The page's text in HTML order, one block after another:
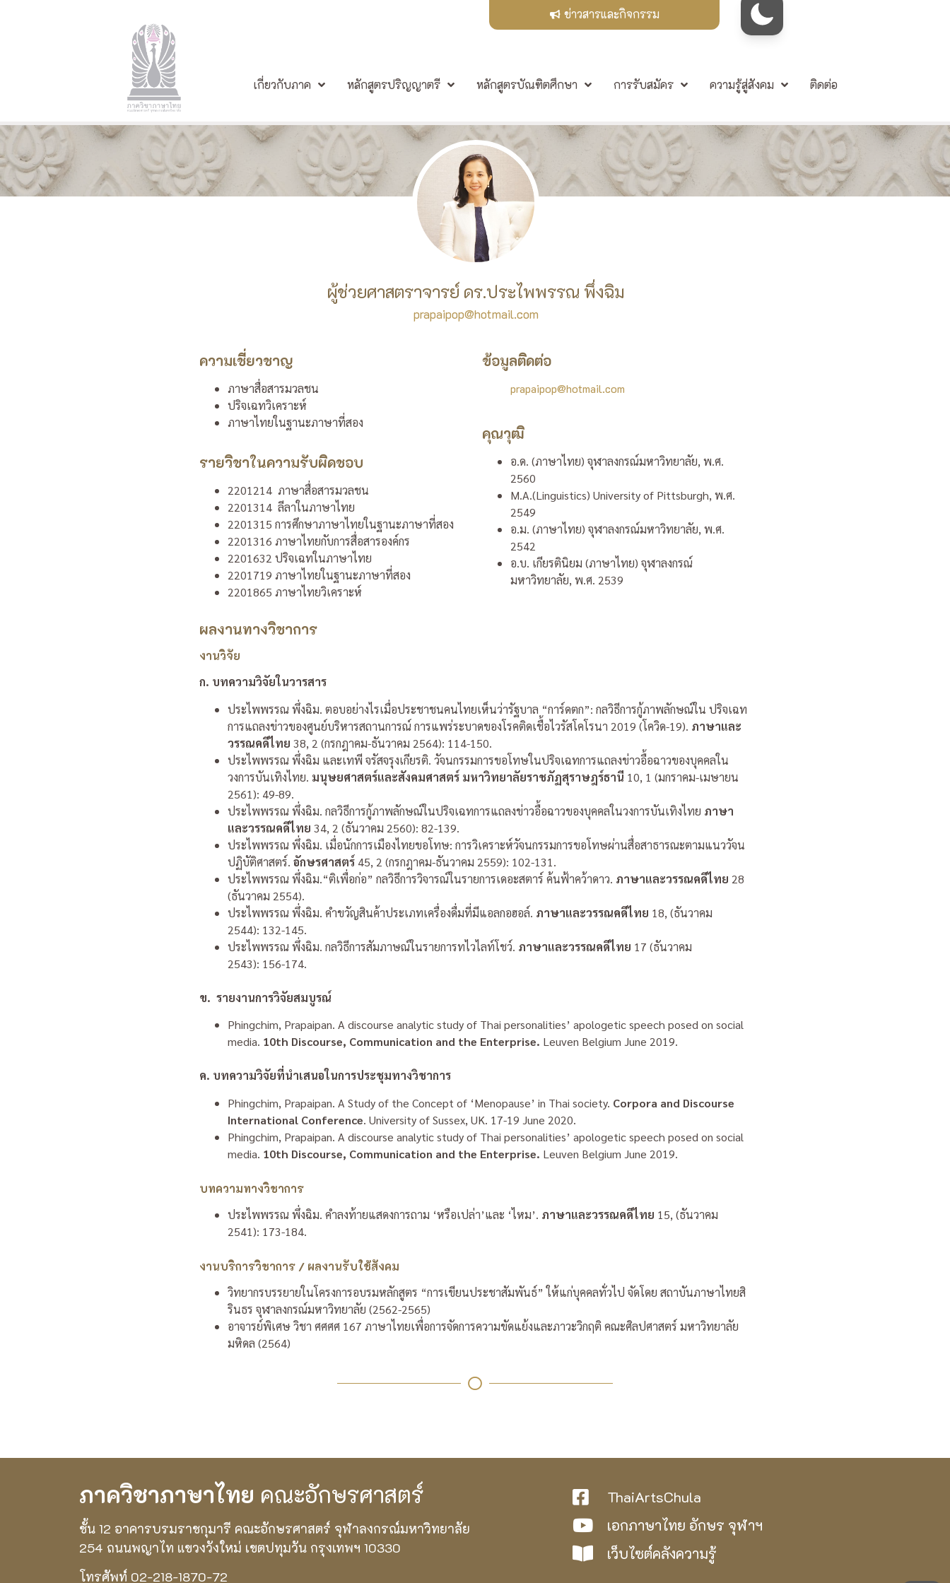
ข่าวสารและกิจกรรม
เกี่ยวกับภาค หลักสูตรปริญญาตรี หลักสูตรบัณฑิตศึกษา การรับสมัคร ความรู้สู่สังคม ติดต่อ
ผู้ช่วยศาสตราจารย์ ดร.ประไพพรรณ พึ่งฉิม
prapaipop@hotmail.com
ความเชี่ยวชาญ
ภาษาสื่อสารมวลชน
ปริจเฉทวิเคราะห์
ภาษาไทยในฐานะภาษาที่สอง
รายวิชาในความรับผิดชอบ
2201214 ภาษาสื่อสารมวลชน
2201314 ลีลาในภาษาไทย
2201315 การศึกษาภาษาไทยในฐานะภาษาที่สอง
2201316 ภาษาไทยกับการสื่อสารองค์กร
2201632 ปริจเฉทในภาษาไทย
2201719 ภาษาไทยในฐานะภาษาที่สอง
2201865 ภาษาไทยวิเคราะห์
ข้อมูลติดต่อ
prapaipop@hotmail.com
คุณวุฒิ
อ.ด. (ภาษาไทย) จุฬาลงกรณ์มหาวิทยาลัย, พ.ศ.
2560
M.A.(Linguistics) University of Pittsburgh, พ.ศ.
2549
อ.ม. (ภาษาไทย) จุฬาลงกรณ์มหาวิทยาลัย, พ.ศ.
2542
อ.บ. เกียรตินิยม (ภาษาไทย) จุฬาลงกรณ์
มหาวิทยาลัย, พ.ศ. 2539
ผลงานทางวิชาการ
งานวิจัย
ก. บทความวิจัยในวารสาร
ประไพพรรณ พึ่งฉิม. ตอบอย่างไรเมื่อประชาชนคนไทยเห็นว่ารัฐบาล “การ์ดตก”: กลวิธีการกู้ภาพลักษณ์ใน ปริจเฉท
การแถลงข่าวของศูนย์บริหารสถานการณ์ การแพร่ระบาดของโรคติดเชื้อไวรัสโคโรนา 2019 (โควิด-19). ภาษาและ
วรรณคดีไทย 38, 2 (กรกฎาคม-ธันวาคม 2564): 114-150.
ประไพพรรณ พึ่งฉิม และเทพี จรัสจรุงเกียรติ. วัจนกรรมการขอโทษในปริจเฉทการแถลงข่าวอื้อฉาวของบุคคลใน
วงการบันเทิงไทย. มนุษยศาสตร์และสังคมศาสตร์ มหาวิทยาลัยราชภัฏสุราษฎร์ธานี 10, 1 (มกราคม-เมษายน
2561): 49-89.
ประไพพรรณ พึ่งฉิม. กลวิธีการกู้ภาพลักษณ์ในปริจเฉทการแถลงข่าวอื้อฉาวของบุคคลในวงการบันเทิงไทย ภาษา
และวรรณคดีไทย 34, 2 (ธันวาคม 2560): 82-139.
ประไพพรรณ พึ่งฉิม. เมื่อนักการเมืองไทยขอโทษ: การวิเคราะห์วัจนกรรมการขอโทษผ่านสื่อสาธารณะตามแนววัจน
ปฏิบัติศาสตร์. อักษรศาสตร์ 45, 2 (กรกฎาคม-ธันวาคม 2559): 102-131.
ประไพพรรณ พึ่งฉิม.“ติเพื่อก่อ” กลวิธีการวิจารณ์ในรายการเดอะสตาร์ ค้นฟ้าคว้าดาว. ภาษาและวรรณคดีไทย 28
(ธันวาคม 2554).
ประไพพรรณ พึ่งฉิม. คำขวัญสินค้าประเภทเครื่องดื่มที่มีแอลกอฮอล์. ภาษาและวรรณคดีไทย 18, (ธันวาคม
2544): 132-145.
ประไพพรรณ พึ่งฉิม. กลวิธีการสัมภาษณ์ในรายการทไวไลท์โชว์. ภาษาและวรรณคดีไทย 17 (ธันวาคม
2543): 156-174.
ข. รายงานการวิจัยสมบูรณ์
Phingchim, Prapaipan. A discourse analytic study of Thai personalities’ apologetic speech posed on social
media. 10th Discourse, Communication and the Enterprise. Leuven Belgium June 2019.
ค. บทความวิจัยที่นำเสนอในการประชุมทางวิชาการ
Phingchim, Prapaipan. A Study of the Concept of ‘Menopause’ in Thai society. Corpora and Discourse
International Conference. University of Sussex, UK. 17-19 June 2020.
Phingchim, Prapaipan. A discourse analytic study of Thai personalities’ apologetic speech posed on social
media. 10th Discourse, Communication and the Enterprise. Leuven Belgium June 2019.
บทความทางวิชาการ
ประไพพรรณ พึ่งฉิม. คำลงท้ายแสดงการถาม ‘หรือเปล่า’และ ‘ไหม’. ภาษาและวรรณคดีไทย 15, (ธันวาคม
2541): 173-184.
งานบริการวิชาการ / ผลงานรับใช้สังคม
วิทยากรบรรยายในโครงการอบรมหลักสูตร “การเขียนประชาสัมพันธ์” ให้แก่บุคคลทั่วไป จัดโดย สถาบันภาษาไทยสิ
รินธร จุฬาลงกรณ์มหาวิทยาลัย (2562-2565)
อาจารย์พิเศษ วิชา ศศศศ 167 ภาษาไทยเพื่อการจัดการความขัดแย้งและภาวะวิกฤติ คณะศิลปศาสตร์ มหาวิทยาลัย
มหิดล (2564)
ภาควิชาภาษาไทย คณะอักษรศาสตร์
ชั้น 12 อาคารบรมราชกุมารี คณะอักษรศาสตร์ จุฬาลงกรณ์มหาวิทยาลัย
254 ถนนพญาไท แขวงวังใหม่ เขตปทุมวัน กรุงเทพฯ 10330
โทรศัพท์ 02-218-1870-72
ThaiArtsChula
เอกภาษาไทย อักษร จุฬาฯ
เว็บไซต์คลังความรู้